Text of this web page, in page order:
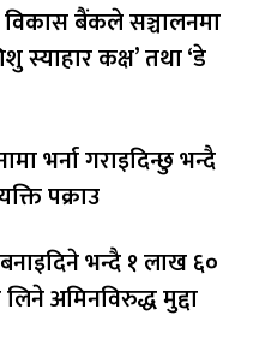
विकास बैंकले सञ्चालनमा
स्याहार कक्ष’ तथा ‘डे
भर्ना गराइदिन्छु भन्दै
पक्राउ
भन्दै १ लाख ६०
अमिनविरुद्ध मुद्दा